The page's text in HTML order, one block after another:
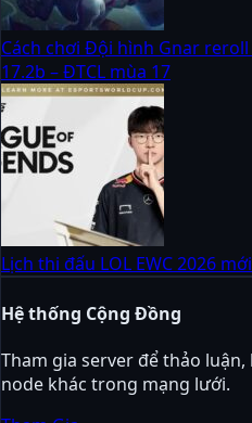
Cách chơi Đội hình Gnar
17.2b – ĐTCL mùa 17
Lịch thi đấu LOL EWC 2026
Hệ thống Cộng Đồng
Tham gia server để thảo
node khác trong mạng lưới.